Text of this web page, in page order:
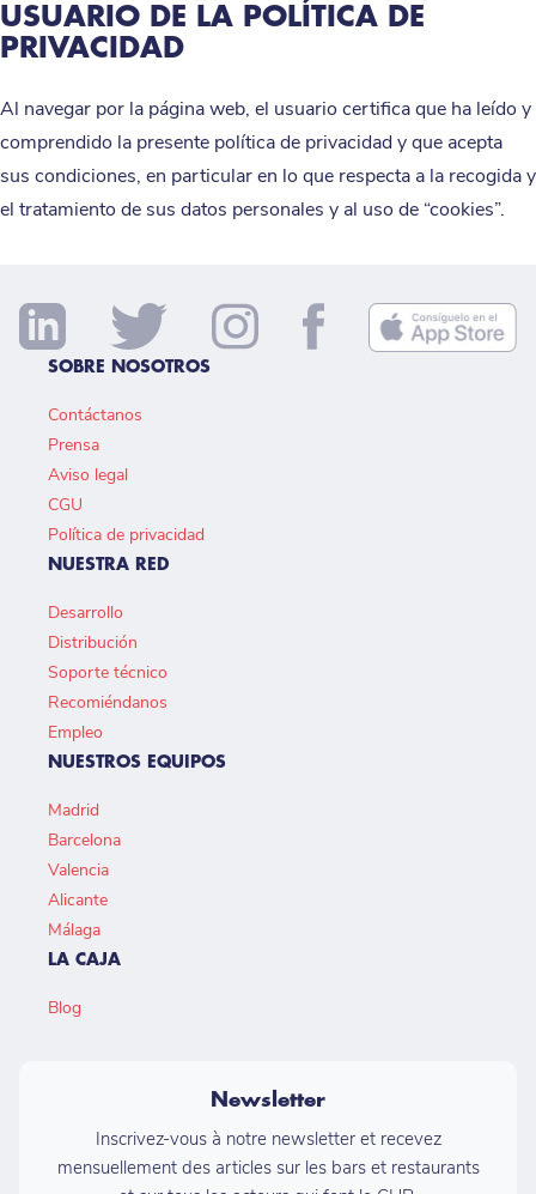
USUARIO DE LA POLÍTICA DE
PRIVACIDAD
Al navegar por la página web, el usuario certifica que ha leído y
comprendido la presente política de privacidad y que acepta
sus condiciones, en particular en lo que respecta a la recogida y
el tratamiento de sus datos personales y al uso de “cookies”.
SOBRE NOSOTROS
Contáctanos
Prensa
Aviso legal
CGU
Política de privacidad
NUESTRA RED
Desarrollo
Distribución
Soporte técnico
Recomiéndanos
Empleo
NUESTROS EQUIPOS
Madrid
Barcelona
Valencia
Alicante
Málaga
LA CAJA
Blog
Newsletter
Inscrivez-vous à notre newsletter et recevez
mensuellement des articles sur les bars et restaurants